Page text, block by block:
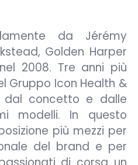
da Jérémy
Golden Harper
2008. Tre anni più
Gruppo Icon Health &
dal concetto e dalle
modelli. In questo
più mezzi per
del brand e per